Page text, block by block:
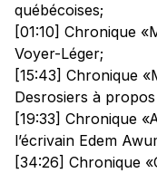
québécoises;
[01:10] Chronique
Voyer-Léger;
[15:43] Chronique
Desrosiers à
[19:33] Chronique
l’écrivain Edem
[34:26] Chronique